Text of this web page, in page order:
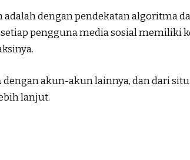
dengan pendekatan algoritma
pengguna media sosial memiliki
dengan akun-akun lainnya, dan dari
lanjut.